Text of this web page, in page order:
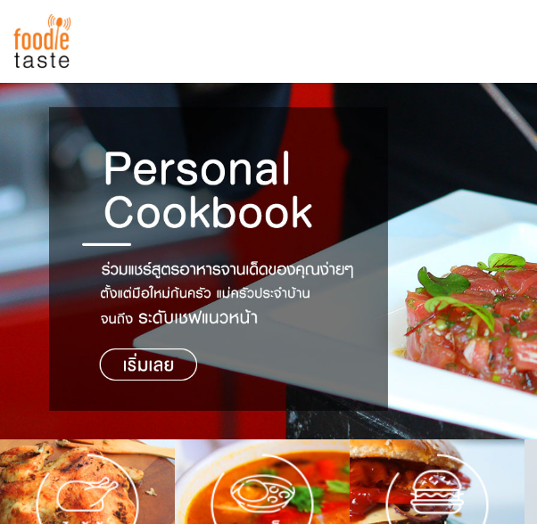
สูตรอาหาร
สูตรอาหารล่าสุด
Top Foodie
พาไปชิม
สารพันก้นครัว
เคล็ดลับน่ารู้
เปรียบเทียบหน่วยการตวง
เปรียบเทียบอุณหภูมิ
เปรียบเทียบน้ำหนักวัตถุดิบ
ชั่งตวงเนย
FoodPedia
สร้าง Cookbook